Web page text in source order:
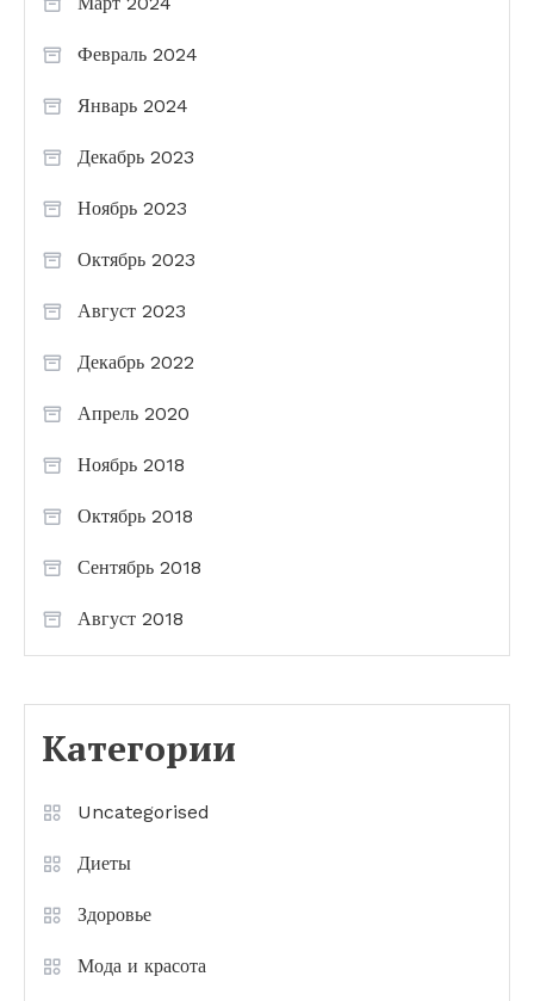
Февраль 2024
Январь 2024
Декабрь 2023
Ноябрь 2023
Октябрь 2023
Август 2023
Декабрь 2022
Апрель 2020
Ноябрь 2018
Октябрь 2018
Сентябрь 2018
Август 2018
Категории
Uncategorised
Диеты
Здоровье
Мода и красота